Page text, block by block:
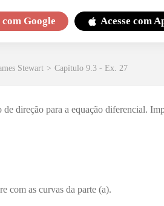
com Google Acesse com
Stewart > Capítulo 9.3 - Ex. 27
direção para a equação diferencial.
com as curvas da parte (a).